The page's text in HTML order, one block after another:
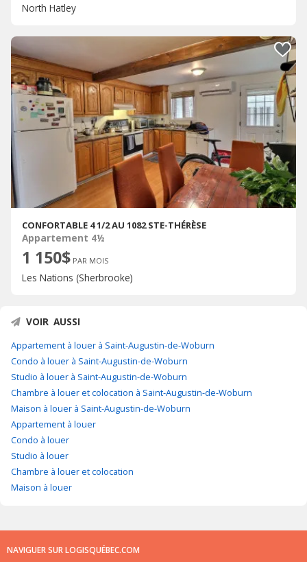
North Hatley
CONFORTABLE 4 1/2 AU 1082 STE-THÉRÈSE
Appartement 4½
1 150$ PAR MOIS
Les Nations (Sherbrooke)
VOIR AUSSI
Appartement à louer à Saint-Augustin-de-Woburn
Condo à louer à Saint-Augustin-de-Woburn
Studio à louer à Saint-Augustin-de-Woburn
Chambre à louer et colocation à Saint-Augustin-de-Woburn
Maison à louer à Saint-Augustin-de-Woburn
Appartement à louer
Condo à louer
Studio à louer
Chambre à louer et colocation
Maison à louer
NAVIGUER SUR LOGISQUÉBEC.COM